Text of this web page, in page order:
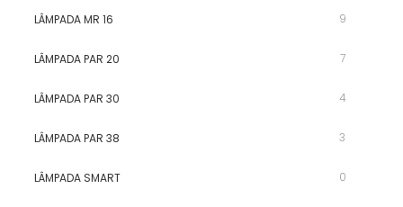
LÂMPADA MR 16 9
LÂMPADA PAR 20 7
LÂMPADA PAR 30 4
LÂMPADA PAR 38 3
LÂMPADA SMART 0